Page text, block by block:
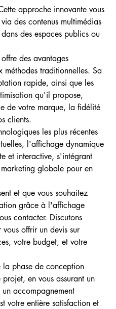
approche innovante vous
des contenus multimédias
des espaces publics ou
des avantages
traditionnelles. Sa
rapide, ainsi que les
qu'il propose,
de votre marque, la fidélité
clients.
les plus récentes
l'affichage dynamique
et interactive, s'intégrant
globale pour en
et que vous souhaitez
grâce à l'affichage
contacter. Discutons
offrir un devis sur
votre budget, et votre
la phase de conception
en vous assurant un
accompagnement
votre entière satisfaction et